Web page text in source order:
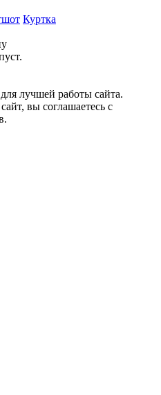
Куртка
лучшей работы сайта.
вы соглашаетесь с